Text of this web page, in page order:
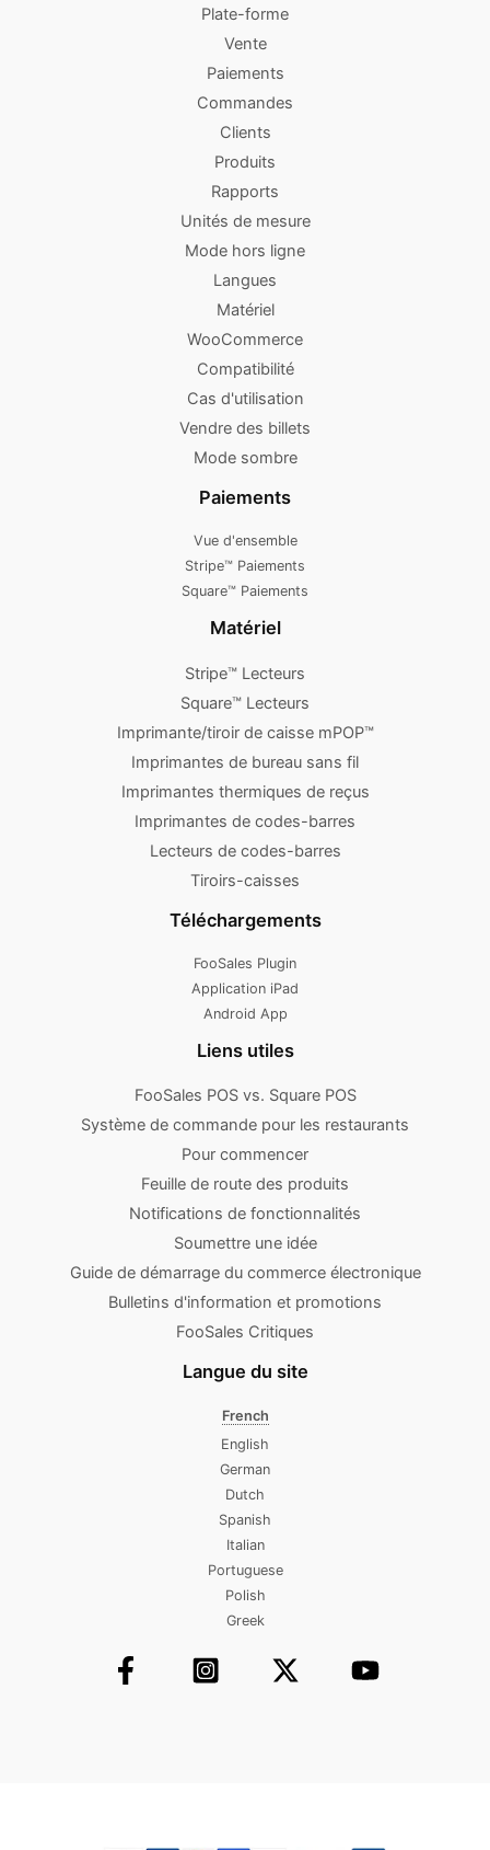
Plate-forme
Vente
Paiements
Commandes
Clients
Produits
Rapports
Unités de mesure
Mode hors ligne
Langues
Matériel
WooCommerce
Compatibilité
Cas d'utilisation
Vendre des billets
Mode sombre
Paiements
Vue d'ensemble
Stripe™ Paiements
Square™ Paiements
Matériel
Stripe™ Lecteurs
Square™ Lecteurs
Imprimante/tiroir de caisse mPOP™
Imprimantes de bureau sans fil
Imprimantes thermiques de reçus
Imprimantes de codes-barres
Lecteurs de codes-barres
Tiroirs-caisses
Téléchargements
FooSales Plugin
Application iPad
Android App
Liens utiles
FooSales POS vs. Square POS
Système de commande pour les restaurants
Pour commencer
Feuille de route des produits
Notifications de fonctionnalités
Soumettre une idée
Guide de démarrage du commerce électronique
Bulletins d'information et promotions
FooSales Critiques
Langue du site
French
English
German
Dutch
Spanish
Italian
Portuguese
Polish
Greek